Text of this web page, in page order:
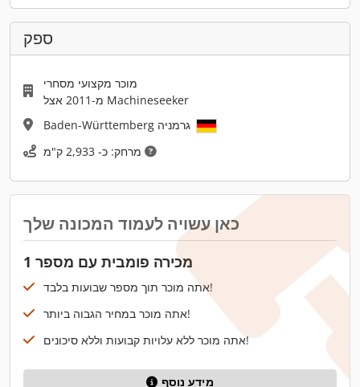
ספק
מוכר מקצועי מסחרי
מ-2011 אצל Machineseeker
כאן עשויה לעמוד המכונה שלך
מכירה פומבית עם מספר 1
אתה מוכר תוך מספר שבועות בלבד!
אתה מוכר במחיר הגבוה ביותר!
אתה מוכר ללא עלויות קבועות וללא סיכונים!
מידע נוסף